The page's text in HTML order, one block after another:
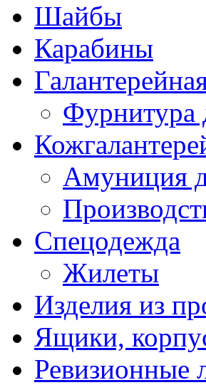
Шайбы
Карабины
Фурнитура
Амуниция
Спецодежда
Жилеты
Изделия из
Ящики,
Ревизионные